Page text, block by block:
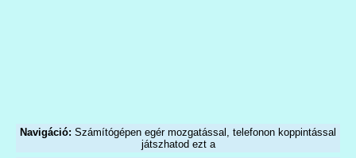
Navigáció: Számítógépen egér mozgatással, telefonon koppintással
játszhatod ezt a